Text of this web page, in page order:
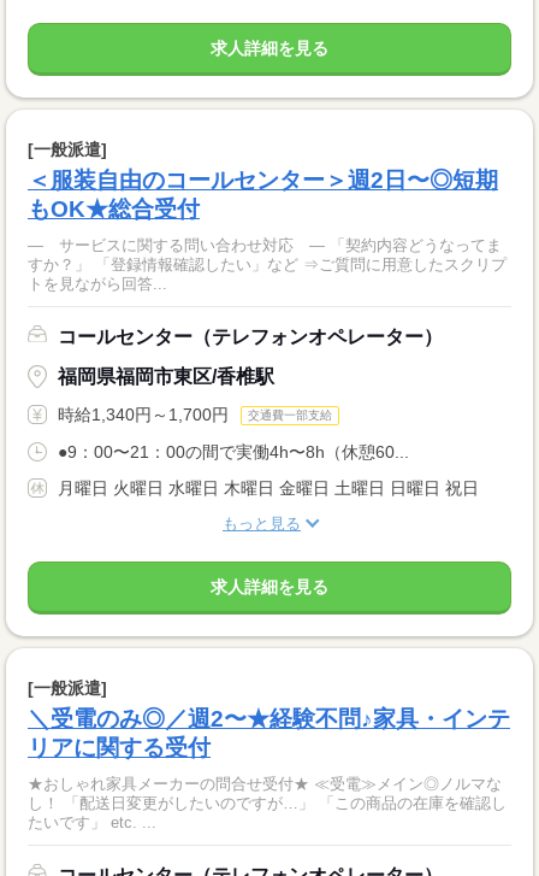
求人詳細を見る
[一般派遣]
＜服装自由のコールセンター＞週2日〜◎短期
もOK★総合受付
― サービスに関する問い合わせ対応 ― 「契約内容どうなってま
すか？」 「登録情報確認したい」など ⇒ご質問に用意したスクリプ
トを見ながら回答...
コールセンター（テレフォンオペレーター）
福岡県福岡市東区/香椎駅
時給1,340円～1,700円 交通費一部支給
●9：00〜21：00の間で実働4h〜8h（休憩60...
月曜日 火曜日 水曜日 木曜日 金曜日 土曜日 日曜日 祝日
もっと見る
求人詳細を見る
[一般派遣]
＼受電のみ◎／週2〜★経験不問♪家具・インテ
リアに関する受付
★おしゃれ家具メーカーの問合せ受付★ ≪受電≫メイン◎ノルマな
し！ 「配送日変更がしたいのですが…」 「この商品の在庫を確認し
たいです」 etc. ...